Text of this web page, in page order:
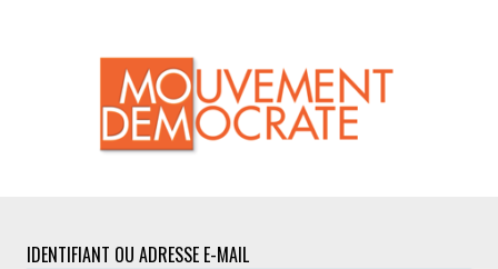
IDENTIFIANT OU ADRESSE E-MAIL